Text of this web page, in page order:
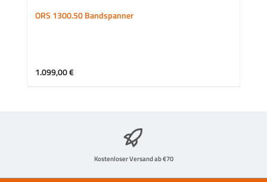
ORS 1300.50 Bandspanner
Regulärer Preis:
1.099,00 €
Kostenloser Versand ab €70